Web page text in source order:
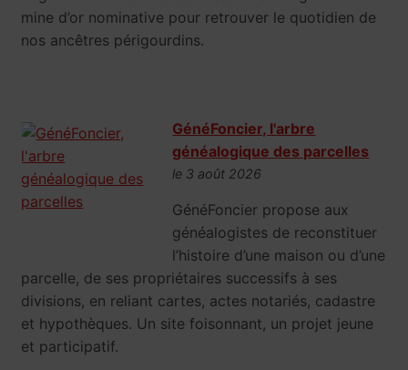
mine d’or nominative pour retrouver le quotidien de
nos ancêtres périgourdins.
GénéFoncier, l'arbre
généalogique des parcelles
le 3 août 2026
GénéFoncier propose aux
généalogistes de reconstituer
l’histoire d’une maison ou d’une
parcelle, de ses propriétaires successifs à ses
divisions, en reliant cartes, actes notariés, cadastre
et hypothèques. Un site foisonnant, un projet jeune
et participatif.